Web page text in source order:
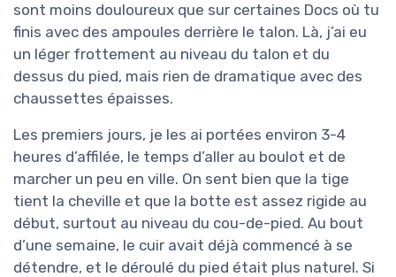
sont moins douloureux que sur certaines Docs où tu
finis avec des ampoules derrière le talon. Là, j’ai eu
un léger frottement au niveau du talon et du
dessus du pied, mais rien de dramatique avec des
chaussettes épaisses.
Les premiers jours, je les ai portées environ 3-4
heures d’affilée, le temps d’aller au boulot et de
marcher un peu en ville. On sent bien que la tige
tient la cheville et que la botte est assez rigide au
début, surtout au niveau du cou-de-pied. Au bout
d’une semaine, le cuir avait déjà commencé à se
détendre, et le déroulé du pied était plus naturel. Si